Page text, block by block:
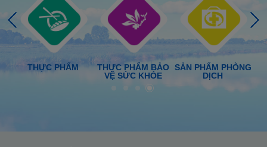
THỰC PHẨM
THỰC PHẨM BẢO
VỆ SỨC KHỎE
SẢN PHẨM PHÒNG
DỊCH